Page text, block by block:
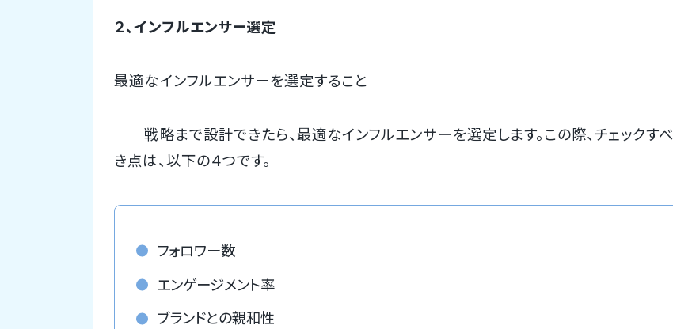
２、インフルエンサー選定
最適なインフルエンサーを選定すること
戦略まで設計できたら、最適なインフルエンサーを選定します。この際、チェックすべ
き点は、以下の４つです。
フォロワー数
エンゲージメント率
ブランドとの親和性